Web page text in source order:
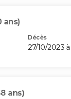
ans)
Décès
27/10/2023 à
ans)